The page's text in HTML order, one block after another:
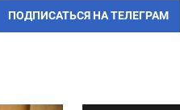
ПОДПИСАТЬСЯ НА ТЕЛЕГРАМ